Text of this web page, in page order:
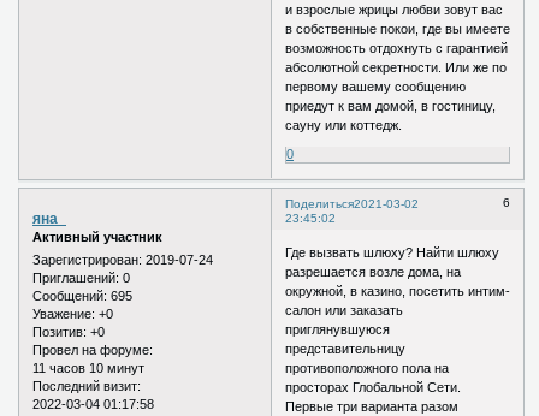
и взрослые жрицы любви зовут вас
в собственные покои, где вы имеете
возможность отдохнуть с гарантией
абсолютной секретности. Или же по
первому вашему сообщению
приедут к вам домой, в гостиницу,
сауну или коттедж.
0
Поделиться 6
2021-03-02
23:45:02
яна_
Активный участник
Зарегистрирован: 2019-07-24
Приглашений: 0
Сообщений: 695
Уважение: +0
Позитив: +0
Провел на форуме:
11 часов 10 минут
Последний визит:
2022-03-04 01:17:58
Где вызвать шлюху? Найти шлюху
разрешается возле дома, на
окружной, в казино, посетить интим-
салон или заказать
приглянувшуюся
представительницу
противоположного пола на
просторах Глобальной Сети.
Первые три варианта разом